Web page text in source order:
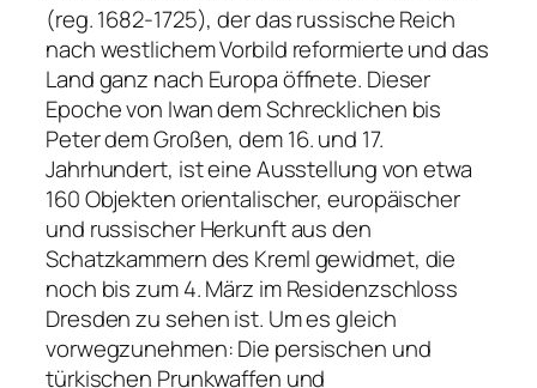
(reg. 1682-1725), der das russische Reich
nach westlichem Vorbild reformierte und das
Land ganz nach Europa öffnete. Dieser
Epoche von Iwan dem Schrecklichen bis
Peter dem Großen, dem 16. und 17.
Jahrhundert, ist eine Ausstellung von etwa
160 Objekten orientalischer, europäischer
und russischer Herkunft aus den
Schatzkammern des Kreml gewidmet, die
noch bis zum 4. März im Residenzschloss
Dresden zu sehen ist. Um es gleich
vorwegzunehmen: Die persischen und
türkischen Prunkwaffen und